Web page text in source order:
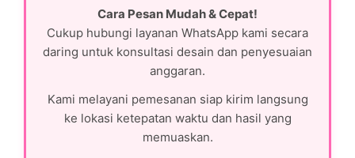
Cara Pesan Mudah & Cepat!
Cukup hubungi layanan WhatsApp kami secara
daring untuk konsultasi desain dan penyesuaian
anggaran.
Kami melayani pemesanan siap kirim langsung
ke lokasi ketepatan waktu dan hasil yang
memuaskan.